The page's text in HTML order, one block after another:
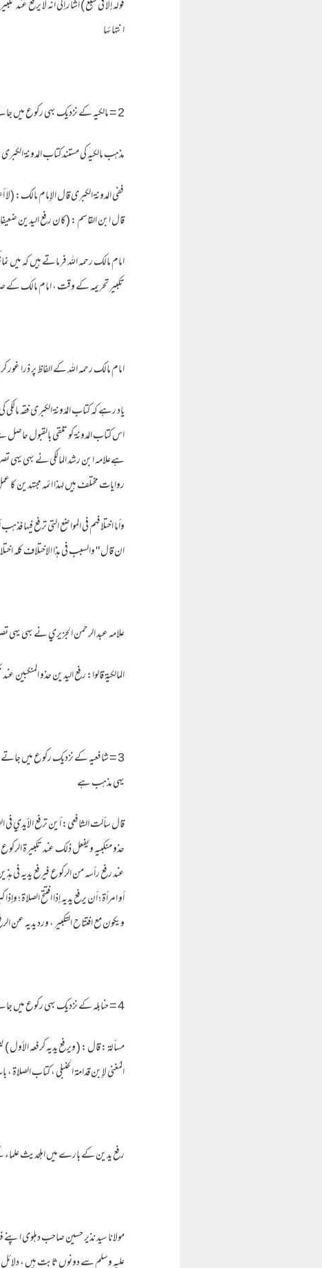
قوله إلا في سبع ) أشار إلى أنه لا يرفع عند
انتهائها
2 = مالکیہ کے نزدیک بهی رکوع میں جاتے وقت اور رکوع سے اٹهتے وقت رفع یدین مکروه وخلاف اولی ہے ،
مذهب مالکیہ کی مستند کتاب المدونة
ففي المدونة الكبرى قال الإمام مالك: (لا
قال ابن القاسم : (كان رفع اليدين ضعيفا إلا في
امام مالك رحمه الله فرماتے ہیں کہ
تکبیر تحریمہ کے وقت ، امام مالک کے
امام مالك رحمه الله کے الفاظ پر ذرا
یاد رہے کہ کتاب المُدَونة الكبرى فقہ
اس کتاب المدونة کو تلقی بالقبول
ہےعلامہ ابن رشد المالکی نے بهی یہی
روایات مختلف ہیں لہذا ائمہ مجتهدین کا
وأما اختلافهم في المواضع التي ترفع فيها
ان قال " والسبب في هذا الاختلاف كله
علامہ عبد الرحمن الجزيري نے بهی
المالكية قالوا: رفع اليدين حذو المنكبين
3 = شافعيه کے نزدیک رکوع میں
یہی مذهب ہے
قال سألت الشافعي: أين ترفع الأيدي في
حذو منكبيه ويفعل ذلك عند تكبيرة
عند رفع رأسه من الركوع فيرفع يديه في
أو امرأة ؛ أن يرفع يديه إذا افتتح الصلاة
ويكون مع افتتاح التكبير ، ورد يديه عن
4 = حنابله کے نزدیک بهی رکوع میں جاتے وقت اور رکوع سے اٹهتے وقت رفع یدین سنت ہے۔
مسألة : قال : ( ويرفع يديه كرفعه الأول )
المُغني لإبن قدامة الحنبلي ، كتاب الصلاة
رفع یدین کے بارے میں اہلحدیث
علیہ وسلم سے دونوں ثابت ہیں ،